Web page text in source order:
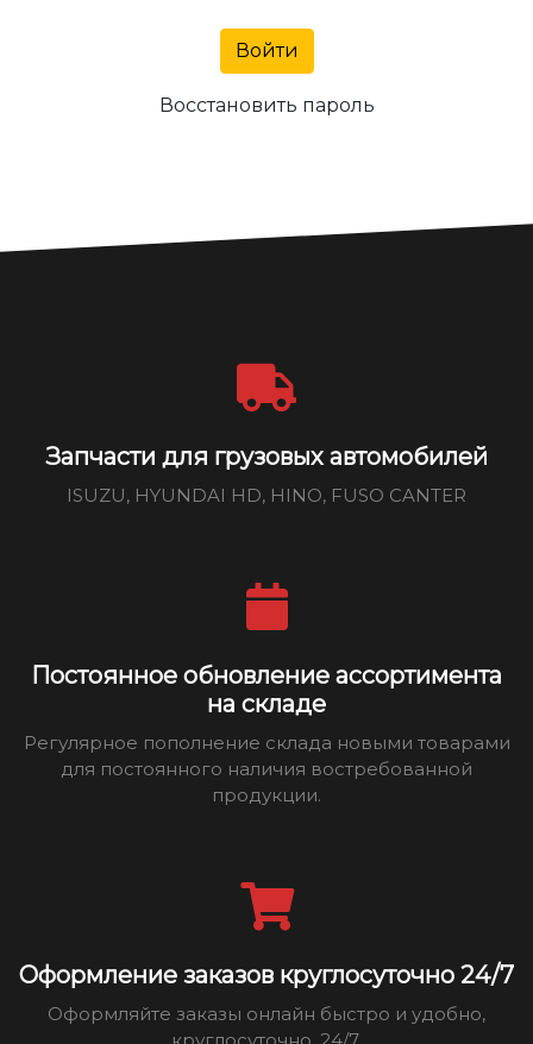
Войти
Восстановить пароль
Запчасти для грузовых автомобилей
ISUZU, HYUNDAI HD, HINO, FUSO CANTER
Постоянное обновление ассортимента
на складе
Регулярное пополнение склада новыми товарами
для постоянного наличия востребованной
продукции.
Оформление заказов круглосуточно 24/7
Оформляйте заказы онлайн быстро и удобно,